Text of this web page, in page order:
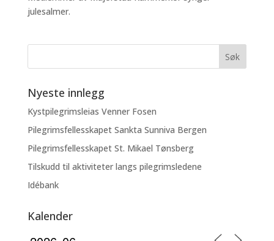
julesalmer.
Nyeste innlegg
Kystpilegrimsleias Venner Fosen
Pilegrimsfellesskapet Sankta Sunniva Bergen
Pilegrimsfellesskapet St. Mikael Tønsberg
Tilskudd til aktiviteter langs pilegrimsledene
Idébank
Kalender